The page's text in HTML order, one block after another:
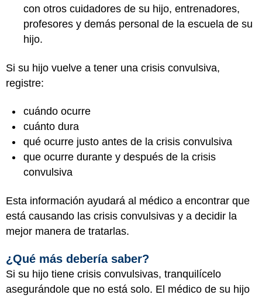
con otros cuidadores de su hijo, entrenadores,
profesores y demás personal de la escuela de su
hijo.
Si su hijo vuelve a tener una crisis convulsiva,
registre:
cuándo ocurre
cuánto dura
qué ocurre justo antes de la crisis convulsiva
que ocurre durante y después de la crisis
convulsiva
Esta información ayudará al médico a encontrar que
está causando las crisis convulsivas y a decidir la
mejor manera de tratarlas.
¿Qué más debería saber?
Si su hijo tiene crisis convulsivas, tranquilícelo
asegurándole que no está solo. El médico de su hijo